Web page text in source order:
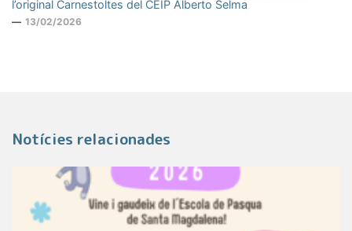
l’original Carnestoltes del CEIP Alberto Selma
13/02/2026
Notícies relacionades